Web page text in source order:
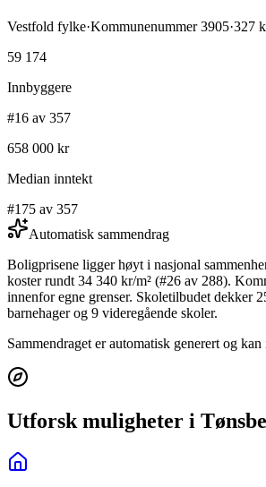
Vestfold fylke·Kommunenummer3905·327
59 174
Innbyggere
#16 av 357
658 000 kr
Median inntekt
#175 av 357
Automatisk sammendrag
Boligprisene ligger høyt i nasjonal
koster rundt 34 340 kr/m² (#26 av 288).
innenfor egne grenser. Skoletilbudet dekker
barnehager og 9 videregående skoler.
Sammendraget er automatisk generert og
Utforsk muligheter i